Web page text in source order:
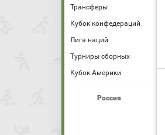
Трансферы
Кубок конфедераций
Лига наций
Турниры сборных
Кубок Америки
Россия